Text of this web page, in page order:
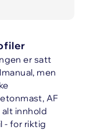
er satt
men
AF
alt innhold
- for riktig